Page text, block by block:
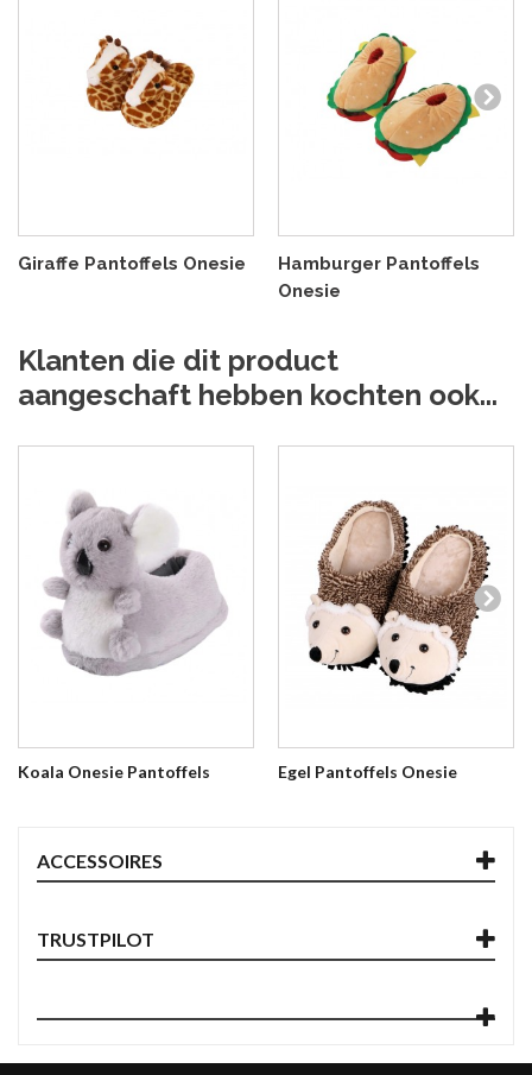
Giraffe Pantoffels Onesie
Hamburger Pantoffels
Onesie
Klanten die dit product
aangeschaft hebben kochten ook...
Koala Onesie Pantoffels Egel Pantoffels Onesie
ACCESSOIRES
TRUSTPILOT